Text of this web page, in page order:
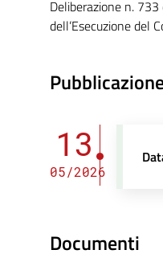
Deliberazione n.
dell’Esecuzione del
13
05/2026
Documenti